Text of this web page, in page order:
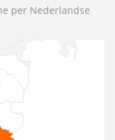
per Nederlandse